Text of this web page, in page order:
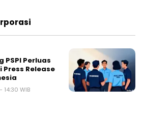
PSPI Perluas
Release
WIB